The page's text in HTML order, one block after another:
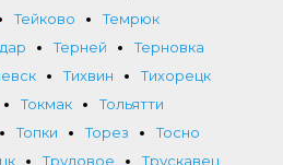
Тейково
Темрюк
Терней
Терновка
Тихвин
Тихорецк
Токмак
Тольятти
Топки Торез
Тосно
Трудовое
Трускавец